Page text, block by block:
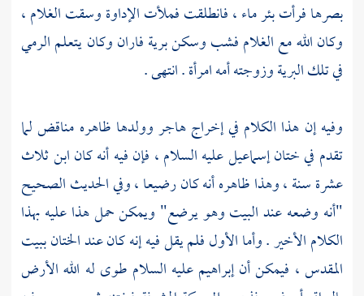
بصرها فرأت بئر ماء ، فانطلقت فملأت الإداوة وسقت الغلام ،
وكان الله مع الغلام فشب وسكن برية فاران وكان يتعلم الرمي
في تلك البرية وزوجته أمه امرأة . انتهى .
وفيه إن هذا الكلام في إخراجهاجروولدها ظاهره مناقض لما
تقدم في ختانإسماعيلعليه السلام ، فإن فيه أنه كان ابن ثلاث
عشرة سنة ، وهذا ظاهره أنه كان رضيعا ، وفي الحديث الصحيح
"أنه وضعه عند البيت وهو يرضع" ويمكن حمل هذا عليه بهذا
الكلام الأخير . وأما الأول فلم يقل فيه إنه كان عند الختانببيت
المقدس، فيمكن أنإبراهيمعليه السلام طوى له الله الأرض